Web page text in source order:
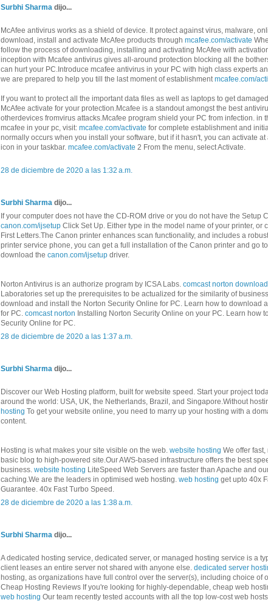
Surbhi Sharma dijo...
McAfee antivirus works as a shield of device. It protect against virus, malware,
download, install and activate McAfee products through mcafee.com/activate
follow the process of downloading, installing and activating McAfee with
inception with Mcafee antivirus gives all-around protection blocking all the
can hurt your PC.Introduce mcafee antivirus in your PC with high class experts
we are prepared to help you till the last moment of establishmentmcafee.com/
If you want to protect all the important data files as well as laptops to get
McAfee activate for your protection.Mcafee is a standout amongst the best
otherdevices fromvirus attacks.Mcafee program shield your PC from infection. in
mcafee in your pc, visit: mcafee.com/activate for complete establishment and
normally occurs when you install your software, but if it hasn't, you can activate
icon in your taskbar. mcafee.com/activate 2 From the menu, select Activate.
28 de diciembre de 2020 a las 1:32 a.m.
Surbhi Sharma dijo...
If your computer does not have the CD-ROM drive or you do not have the Setup
canon.com/ijsetup Click Set Up. Either type in the model name of your printer, or
First Letters.The Canon printer enhances scan functionality, and includes a
printer service phone, you can get a full installation of the Canon printer and go
download the canon.com/ijsetup driver.
Norton Antivirus is an authorize program by ICSA Labs. comcast norton download
Laboratories set up the prerequisites to be actualized for the similarity of
download and install the Norton Security Online for PC. Learn how to download
for PC. comcast norton Installing Norton Security Online on your PC. Learn how
Security Online for PC.
28 de diciembre de 2020 a las 1:37 a.m.
Surbhi Sharma dijo...
Discover our Web Hosting platform, built for website speed. Start your project
around the world: USA, UK, the Netherlands, Brazil, and Singapore.Without
hosting To get your website online, you need to marry up your hosting with a
content.
Hosting is what makes your site visible on the web. website hosting We offer
basic blog to high-powered site.Our AWS-based infrastructure offers the best
business. website hosting LiteSpeed Web Servers are faster than Apache and
caching.We are the leaders in optimised web hosting. web hosting get upto 40x
Guarantee. 40x Fast Turbo Speed.
28 de diciembre de 2020 a las 1:38 a.m.
Surbhi Sharma dijo...
A dedicated hosting service, dedicated server, or managed hosting service is a
client leases an entire server not shared with anyone else. dedicated server
hosting, as organizations have full control over the server(s), including choice of
Cheap Hosting Reviews If you're looking for highly-dependable, cheap web
web hosting Our team recently tested accounts with all the top low-cost web